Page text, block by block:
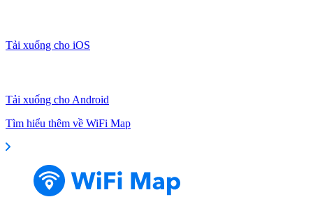
Tải xuống cho iOS
Tải xuống cho Android
Tìm hiểu thêm về WiFi Map